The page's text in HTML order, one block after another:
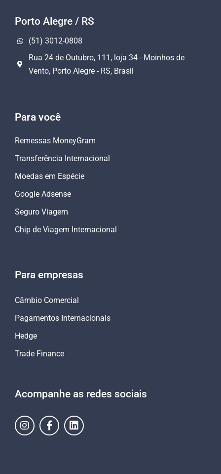
Porto Alegre / RS
(51) 3012-0808
Rua 24 de Outubro, 111, loja 34 - Moinhos de
Vento, Porto Alegre - RS, Brasil
Para você
Remessas MoneyGram
Transferência Internacional
Moedas em Espécie
Google Adsense
Seguro Viagem
Chip de Viagem Internacional
Para empresas
Câmbio Comercial
Pagamentos Internacionais
Hedge
Trade Finance
Acompanhe as redes sociais